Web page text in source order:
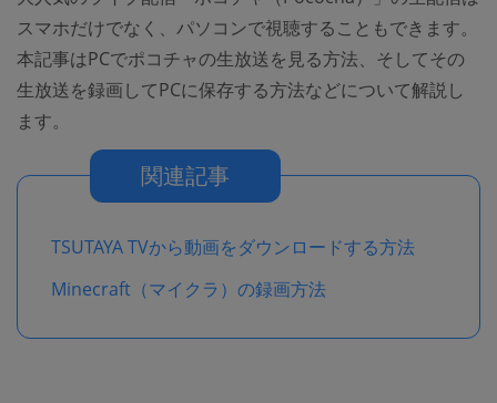
スマホだけでなく、パソコンで視聴することもできます。
本記事はPCでポコチャの生放送を見る方法、そしてその
生放送を録画してPCに保存する方法などについて解説し
ます。
関連記事
TSUTAYA TVから動画をダウンロードする方法
Minecraft（マイクラ）の録画方法